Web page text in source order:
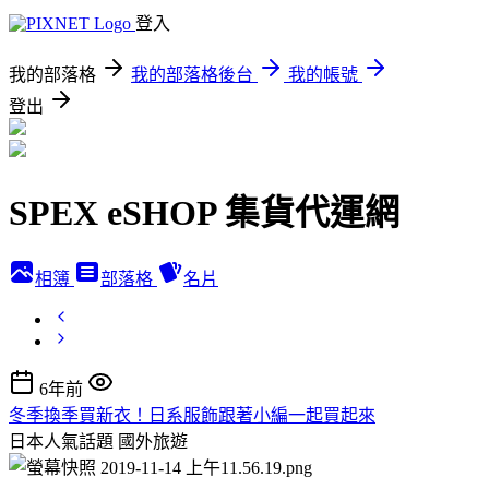
登入
我的部落格 我的部落格後台
我的帳號
登出
SPEX eSHOP 集貨代運網
相簿 部落格 名片
6年前
冬季換季買新衣！日系服飾跟著小編一起買起來
日本人氣話題 國外旅遊